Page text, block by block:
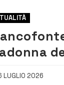
LUGLIO 2026